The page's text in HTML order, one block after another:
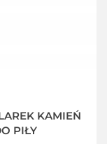
KAMIEŃ
PIŁY